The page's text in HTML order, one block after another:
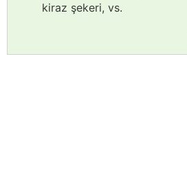
kiraz şekeri, vs.